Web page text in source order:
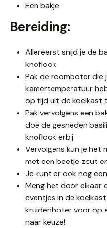
Een bakje
Bereiding:
Allereerst snijd je de
knoflook
Pak de roomboter die
kamertemperatuur
op tijd uit de koelkast
Pak vervolgens een
doe de gesneden
knoflook erbij
Vervolgens kun je het
met een beetje zout
Je kunt er ook nog
Meng het door elkaar
eventjes in de
kruidenboter voor op
naar keuze!